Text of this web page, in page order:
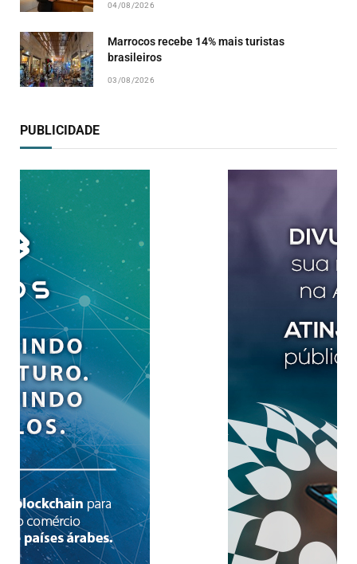
04/08/2026
Marrocos recebe 14% mais turistas
brasileiros
03/08/2026
PUBLICIDADE